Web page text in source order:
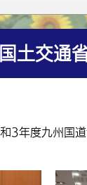
土交通
年度九州国道